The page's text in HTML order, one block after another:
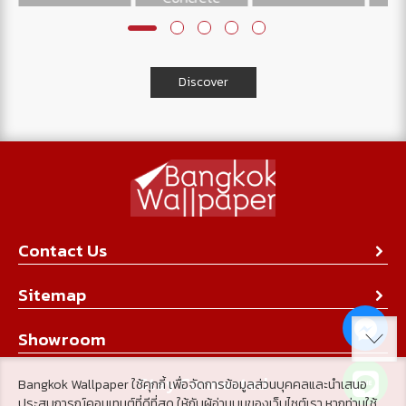
Bangkok Wallpaper ใช้คุกกี้ เพื่อจัดการข้อมูลส่วนบุคคลและนำเสนอ
Discover
Contact Us
About Us
Contact Us
Achievement
Sitemap
Collection
Product
Tips & Tricks
Showroom
Stay Connected